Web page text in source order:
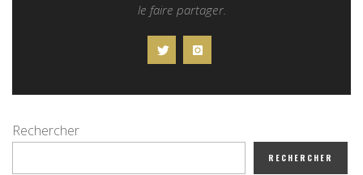
le faire partager.
Rechercher
RECHERCHER